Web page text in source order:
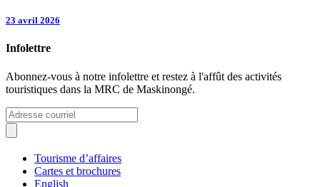
23 avril 2026
Infolettre
Abonnez-vous à notre infolettre et restez à l'affût des activités
touristiques dans la MRC de Maskinongé.
Tourisme d’affaires
Cartes et brochures
English